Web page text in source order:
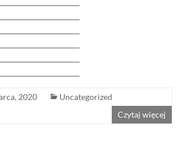
2020
Uncategorized
Czytaj więcej